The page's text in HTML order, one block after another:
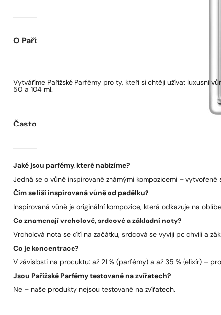
O Pařížských Parfémech
Vytváříme Pařížské Parfémy pro ty, kteří si chtějí užívat luxusní
50 a 104 ml.
Často kladené otázky
Jaké jsou parfémy, které nabízíme?
Jedná se o vůně inspirované známými kompozicemi –
Čím se liší inspirovaná vůně od padělku?
Inspirovaná vůně je originální kompozice, která odkazuje na
Co znamenají vrcholové, srdcové a základní noty?
Vrcholová nota se cítí na začátku, srdcová se vyvíjí po chvíli a
Co je koncentrace?
V závislosti na produktu: až 21 % (parfémy) a až 35 % (elixír) –
Jsou Pařížské Parfémy testované na zvířatech?
Ne – naše produkty nejsou testované na zvířatech.